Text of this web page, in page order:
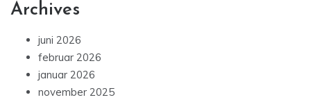
Archives
juni 2026
februar 2026
januar 2026
november 2025